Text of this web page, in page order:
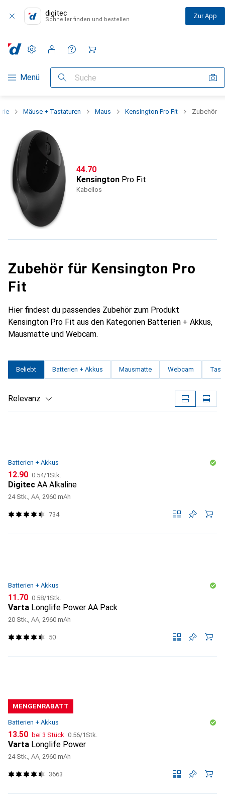
digitec
Schneller finden und bestellen Zur App
Navigation nach Kategorien
Menü Suche
Einstellungen
Kundenkonto
Vergleichslisten
Merklisten
Warenkorb
Mäuse + Tastaturen Maus Kensington Pro Fit Zubehör
CHF
44.70
Kensington Pro Fit
Kabellos
Zubehör für Kensington Pro
Fit
Hier findest du passendes Zubehör zum Produkt
Kensington Pro Fit aus den Kategorien Batterien + Akkus,
Mausmatte und Webcam.
Beliebt Batterien + Akkus Mausmatte Webcam
Relevanz
Batterien + Akkus
CHF
12.90 CHF
0.54/1Stk.
Digitec AA Alkaline
24 Stk., AA, 2960 mAh
734
Batterien + Akkus
CHF
11.70 CHF
0.58/1Stk.
Varta Longlife Power AA Pack
20 Stk., AA, 2960 mAh
50
MENGENRABATT
Batterien + Akkus
CHF
13.50 bei 3 Stück CHF
0.56/1Stk.
Varta Longlife Power
24 Stk., AA, 2960 mAh
3663